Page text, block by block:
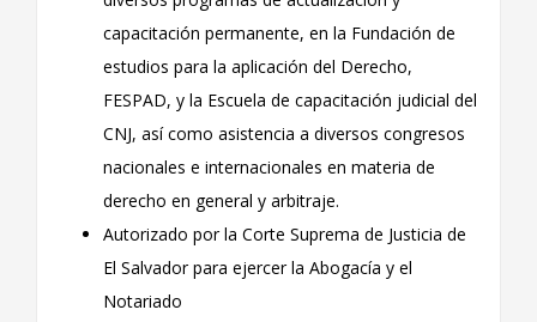
capacitación permanente, en la Fundación de
estudios para la aplicación del Derecho,
FESPAD, y la Escuela de capacitación judicial del
CNJ, así como asistencia a diversos congresos
nacionales e internacionales en materia de
derecho en general y arbitraje.
Autorizado por la Corte Suprema de Justicia de
El Salvador para ejercer la Abogacía y el
Notariado